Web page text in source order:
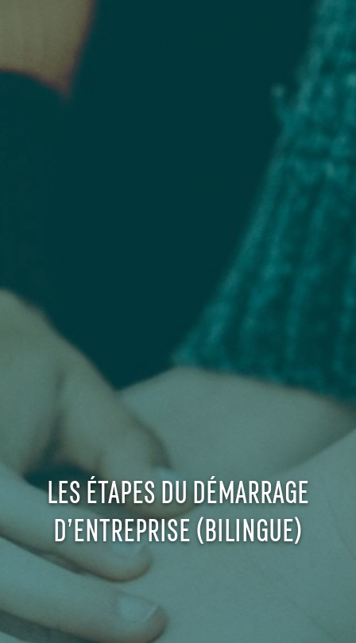
LES ÉTAPES DU DÉMARRAGE
D’ENTREPRISE (BILINGUE)